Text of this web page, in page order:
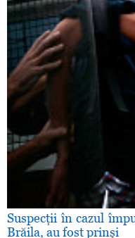
Suspecţii în cazul
Brăila, au fost prinşi